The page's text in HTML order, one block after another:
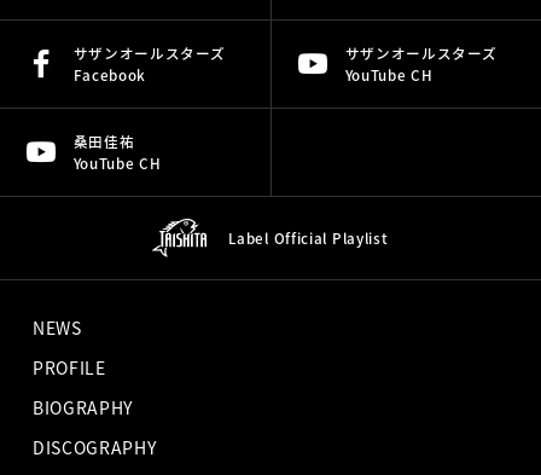
サザンオールスターズ
Facebook
サザンオールスターズ
YouTube CH
桑田佳祐
YouTube CH
Label Official Playlist
NEWS
PROFILE
BIOGRAPHY
DISCOGRAPHY